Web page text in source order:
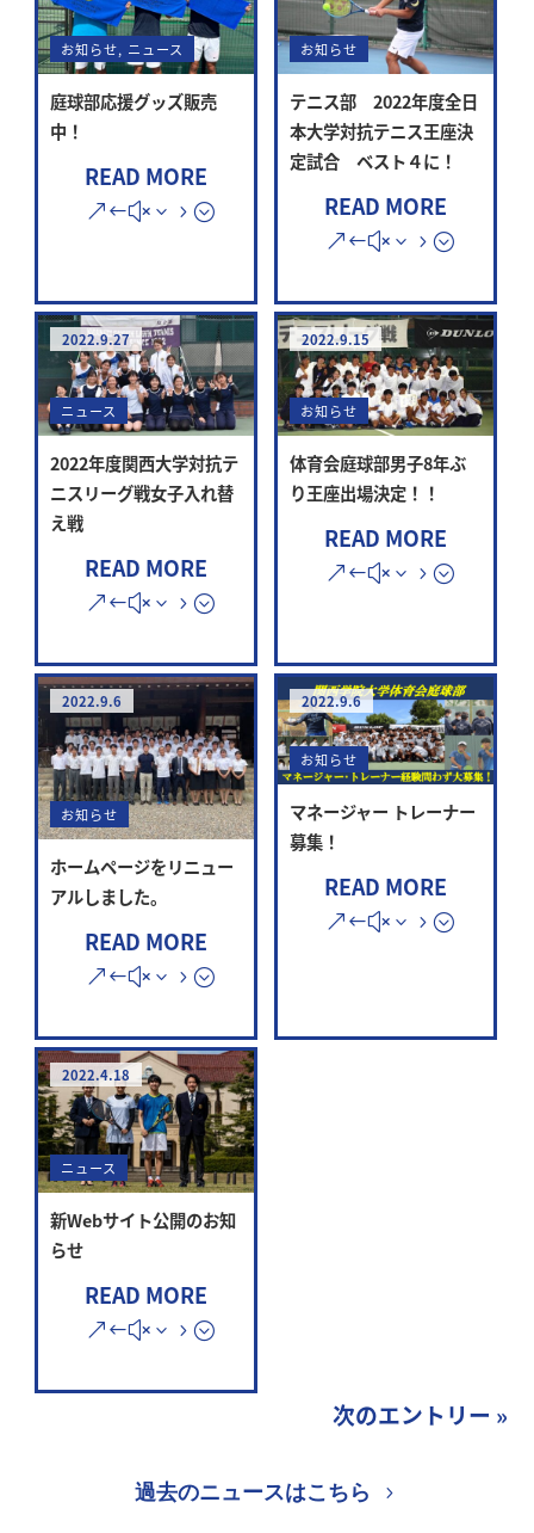
お知らせ, ニュース
庭球部応援グッズ販売
中！
READ MORE
お知らせ
テニス部 2022年度全日
本大学対抗テニス王座決
定試合 ベスト４に！
READ MORE
2022.9.27
ニュース
2022年度関西大学対抗テ
ニスリーグ戦女子入れ替
え戦
READ MORE
2022.9.15
お知らせ
体育会庭球部男子8年ぶ
り王座出場決定！！
READ MORE
2022.9.6
お知らせ
ホームページをリニュー
アルしました。
READ MORE
2022.9.6
お知らせ
マネージャー トレーナー
募集！
READ MORE
2022.4.18
ニュース
新Webサイト公開のお知
らせ
READ MORE
次のエントリー »
過去のニュースはこちら